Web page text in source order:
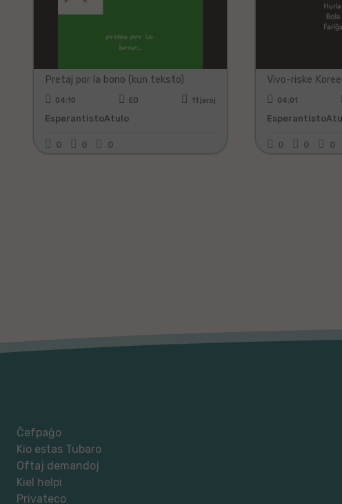
Pretaj por la bono (kun teksto)
04:10 EO 11 jaroj
EsperantistoAtulo
0 0 0
Vivo-riske
04:01
0 0 0
Ĉefpaĝo
Kio estas Tubaro
Oftaj demandoj
Kiel helpi
Privateco